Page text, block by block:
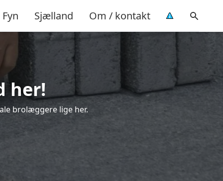
Fyn Sjælland Om / kontakt
her!
brolæggere lige her.